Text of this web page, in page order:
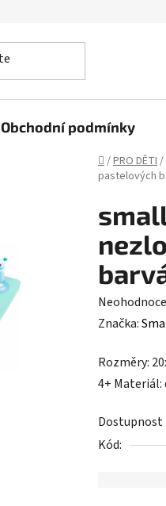
Obchodní podmínky
Domů
/PRO DĚTI/
pastelových
Průměrné
hodnocení
je
0,0
5
hvězdiček.
Značka:
Rozměry:
4+ Materiál:
Dostupnost
Kód: